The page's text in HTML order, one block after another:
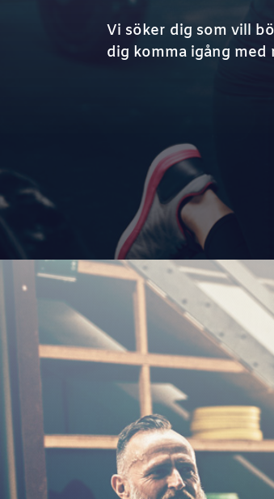
Vi söker dig som vill
dig komma igång med